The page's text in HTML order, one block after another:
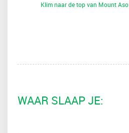
Klim naar de top van Mount Aso
WAAR SLAAP JE: